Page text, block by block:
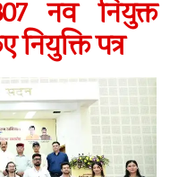
नव नियुक्त
नियुक्ति पत्र